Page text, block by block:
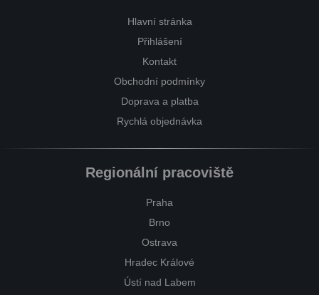
Hlavní stránka
Přihlášení
Kontakt
Obchodní podmínky
Doprava a platba
Rychlá objednávka
Regionální pracoviště
Praha
Brno
Ostrava
Hradec Králové
Ústí nad Labem